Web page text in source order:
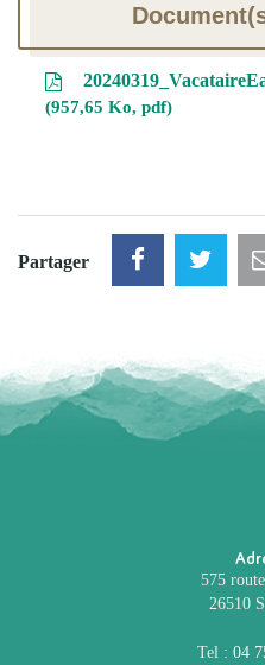
957,65 Ko, pdf
Partager
575
26510
Tel : 04